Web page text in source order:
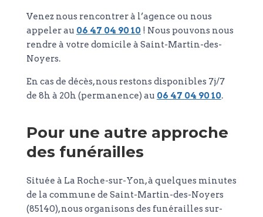
Venez nous rencontrer à l’agence ou nous
appeler au 06 47 04 90 10! Nous pouvons nous
rendre à votre domicile à Saint-Martin-des-
Noyers.
En cas de décès, nous restons disponibles 7j/7
de 8h à 20h (permanence) au 06 47 04 90 10.
Pour une autre approche
des funérailles
Située à La Roche-sur-Yon, à quelques minutes
de la commune de Saint-Martin-des-Noyers
(85140), nous organisons des funérailles sur-